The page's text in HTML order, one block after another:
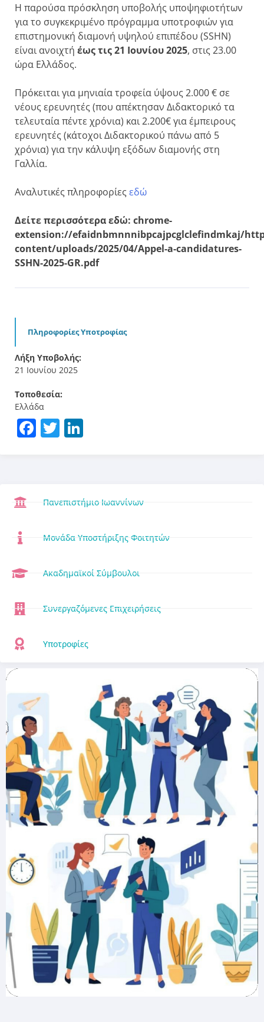
Η παρούσα πρόσκληση υποβολής υποψηφιοτήτων
για το συγκεκριμένο πρόγραμμα υποτροφιών για
επιστημονική διαμονή υψηλού επιπέδου (SSHN)
είναι ανοιχτή έως τις 21 Ιουνίου 2025, στις 23.00
ώρα Ελλάδος.
Πρόκειται για μηνιαία τροφεία ύψους 2.000 € σε
νέους ερευνητές (που απέκτησαν Διδακτoρικό τα
τελευταία πέντε χρόνια) και 2.200€ για έμπειρους
ερευνητές (κάτοχοι Διδακτορικού πάνω από 5
χρόνια) για την κάλυψη εξόδων διαμονής στη
Γαλλία.
Αναλυτικές πληροφορίες εδώ
Δείτε περισσότερα εδώ: chrome-
extension://efaidnbmnnnibpcajpcglclefindmkaj/
content/uploads/2025/04/Appel-a-candidatures-
SSHN-2025-GR.pdf
Πληροφορίες Υποτροφίας
Λήξη Υποβολής:
21 Ιουνίου 2025
Τοποθεσία:
Ελλάδα
Facebook
Twitter
Πανεπιστήμιο Ιωαννίνων
Μονάδα Υποστήριξης Φοιτητών
Ακαδημαϊκοί Σύμβουλοι
Συνεργαζόμενες Επιχειρήσεις
Υποτροφίες